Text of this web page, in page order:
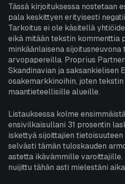
Merkitse rahastoja
Asiakasportaali
Suomi English
Tässä kirjoituksessa nostetaan
pala keskittyen erityisesti
Tarkoitus ei ole käsitellä
eikä mitään tekstin kommenttia
minkäänlaisena
arvopapereilla. Proprius
Skandinavian ja saksankielisen
osakemarkkinoihin, joten
maantieteellisille alueille.
Listauksessa kolme
ensivilkaisullani 31 prosentin
iskettyä sijoittajien tietoisuuteen
selvästi tämän tuloskauden
astetta ikävämmille
nuijittu tähän asti mielestäni